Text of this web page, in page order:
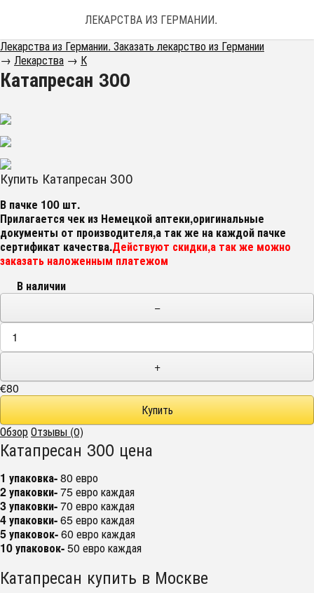
ЛЕКАРСТВА ИЗ ГЕРМАНИИ. ЗАКАЗАТЬ
Лекарства из Германии. Заказать лекарство из Германии
→ Лекарства → К
Катапресан 300
Купить Катапресан 300
В пачке 100 шт.
Прилагается чек из Немецкой аптеки,оригинальные
документы от производителя,а так же на каждой пачке
сертификат качества.Действуют скидки,а так же можно
заказать наложенным платежом
В наличии
−
+
€80
ОбзорОтзывы (0)
Катапресан 300 цена
1 упаковка-80 евро
2 упаковки-75 евро каждая
3 упаковки-70 евро каждая
4 упаковки-65 евро каждая
5 упаковок-60 евро каждая
10 упаковок-50 евро каждая
Катапресан купить в Москве